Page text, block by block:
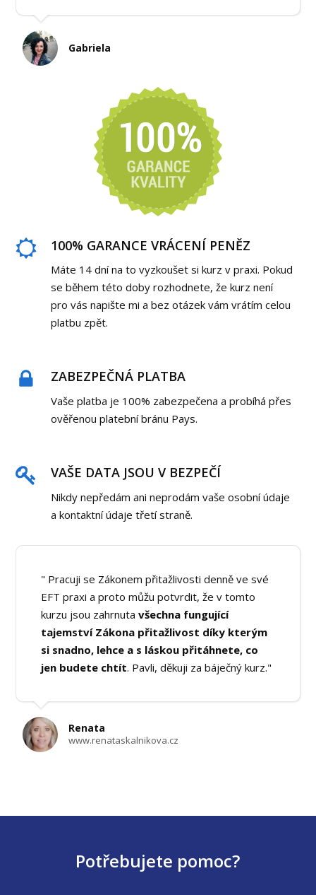
Gabriela
100% GARANCE VRÁCENÍ PENĚZ
Máte 14 dní na to vyzkoušet si kurz v praxi. Pokud
se během této doby rozhodnete, že kurz není
pro vás napište mi a bez otázek vám vrátím celou
platbu zpět.
ZABEZPEČNÁ PLATBA
Vaše platba je 100% zabezpečena a probíhá přes
ověřenou platební bránu Pays.
VAŠE DATA JSOU V BEZPEČÍ
Nikdy nepředám ani neprodám vaše osobní údaje
a kontaktní údaje třetí straně.
" Pracuji se Zákonem přitažlivosti denně ve své
EFT praxi a proto můžu potvrdit, že v tomto
kurzu jsou zahrnutavšechna fungující
tajemství Zákona přitažlivost díky kterým
si snadno, lehce a s láskou přitáhnete, co
jen budete chtít. Pavli, děkuji za báječný kurz."
Renata
www.renataskalnikova.cz
Potřebujete pomoc?